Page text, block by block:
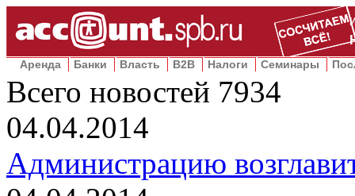
Аренда Банки Власть B2B Налоги Семинары
Всего новостей 7934
04.04.2014
Администрацию